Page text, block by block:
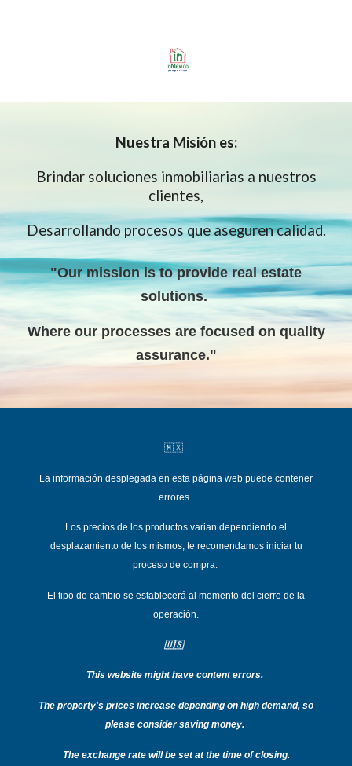
Nuestra Misión es:
Brindar soluciones inmobiliarias a nuestros
clientes,
Desarrollando procesos que aseguren calidad.
"Our mission is to provide real estate
solutions.
Where our processes are focused on quality
assurance."
🇲🇽
La información desplegada en esta página web puede contener
errores.
Los precios de los productos varian dependiendo el
desplazamiento de los mismos, te recomendamos iniciar tu
proceso de compra.
El tipo de cambio se establecerá al momento del cierre de la
operación.
🇺🇸
This website might have content errors.
The property's prices increase depending on high demand, so
please consider saving money.
The exchange rate will be set at the time of closing.